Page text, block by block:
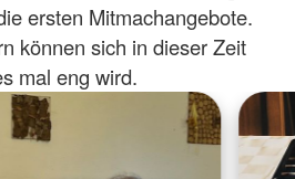
ersten Mitmachangebote.
können sich in dieser Zeit
mal eng wird.